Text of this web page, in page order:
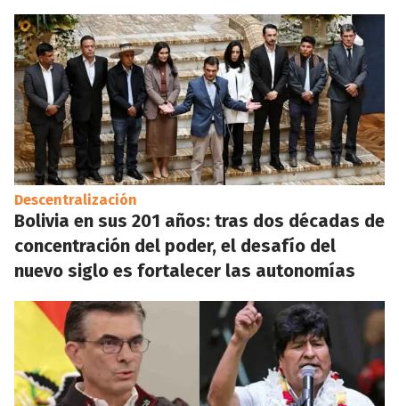
Descentralización
Bolivia en sus 201 años: tras dos décadas de
concentración del poder, el desafío del
nuevo siglo es fortalecer las autonomías